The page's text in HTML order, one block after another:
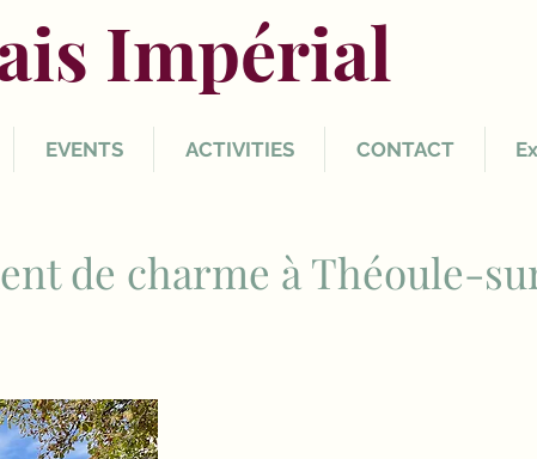
Impérial
EVENTS ACTIVITIES CONTACT
de charme à Théoule-